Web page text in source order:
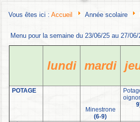
Vous êtes ici :Accueil Année scolaire
Menu pour la semaine du 23/06/25 au 27/06/
lundi mardi
POTAGE
Minestrone
(6-9)